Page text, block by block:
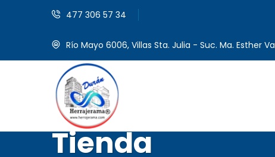
477 306 57 34
Río Mayo 6006, Villas Sta. Julia - Suc. Ma. Esther
Tienda